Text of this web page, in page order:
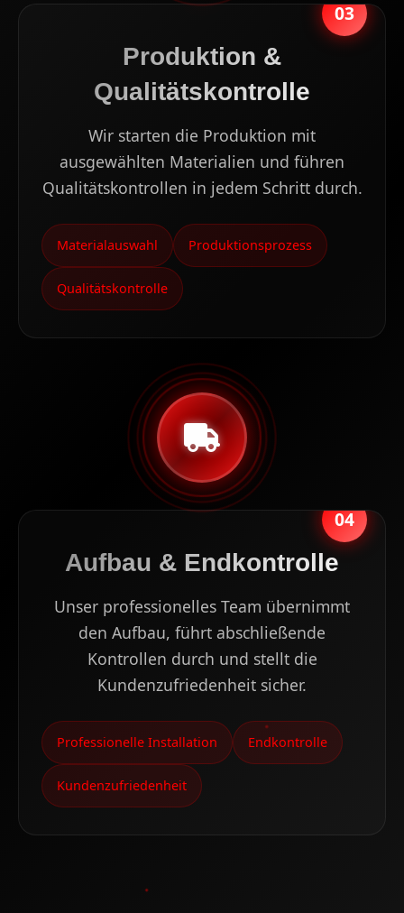
03
Produktion &
Qualitätskontrolle
Wir starten die Produktion mit
ausgewählten Materialien und führen
Qualitätskontrollen in jedem Schritt durch.
Materialauswahl Produktionsprozess
Qualitätskontrolle
04
Aufbau & Endkontrolle
Unser professionelles Team übernimmt
den Aufbau, führt abschließende
Kontrollen durch und stellt die
Kundenzufriedenheit sicher.
Professionelle Installation Endkontrolle
Kundenzufriedenheit